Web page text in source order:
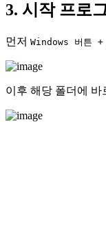
3. 시작 프로
먼저 Windows 버튼 +
이후 해당 폴더에